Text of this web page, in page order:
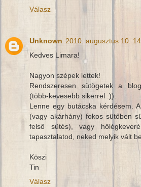
Válasz
Unknown 2010. augusztus 10.
Kedves Limara!
Nagyon szépek lettek!
Rendszeresen sütögetek a
(több-kevesebb sikerrel :)).
Lenne egy butácska kérdésem.
(vagy akárhány) fokos sütőben
felső sütés), vagy
tapasztalatod, neked melyik vált
Köszi
Tin
Válasz